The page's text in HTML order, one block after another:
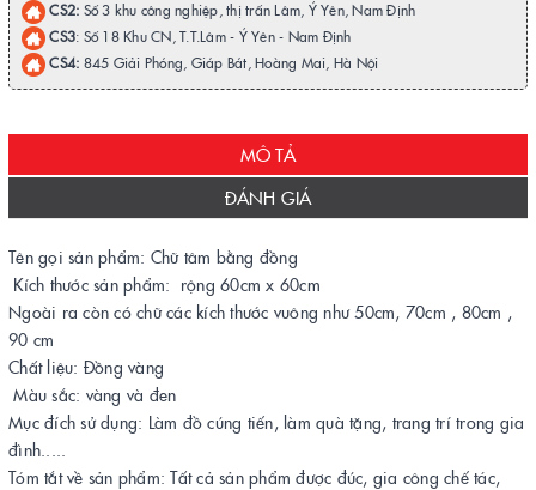
CS2: Số 3 khu công nghiệp, thị trấn Lâm, Ý Yên, Nam Định
CS3: Số 18 Khu CN, T.T.Lâm - Ý Yên - Nam Định
CS4: 845 Giải Phóng, Giáp Bát, Hoàng Mai, Hà Nội
MÔ TẢ
ĐÁNH GIÁ
Tên gọi sản phẩm: Chữ tâm bằng đồng
Kích thước sản phẩm: rộng 60cm x 60cm
Ngoài ra còn có chữ các kích thước vuông như 50cm, 70cm , 80cm ,
90 cm
Chất liệu: Đồng vàng
Màu sắc: vàng và đen
Mục đích sử dụng: Làm đồ cúng tiến, làm quà tặng, trang trí trong gia
đình.....
Tóm tắt về sản phẩm: Tất cả sản phẩm được đúc, gia công chế tác,